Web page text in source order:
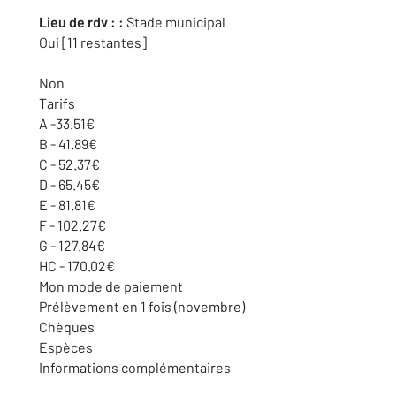
Lieu de rdv : : Stade municipal
Oui [11 restantes]
Non
Tarifs
A -33.51€
B - 41.89€
C - 52.37€
D - 65.45€
E - 81.81€
F - 102.27€
G - 127.84€
HC - 170.02€
Mon mode de paiement
Prélèvement en 1 fois (novembre)
Chèques
Espèces
Informations complémentaires